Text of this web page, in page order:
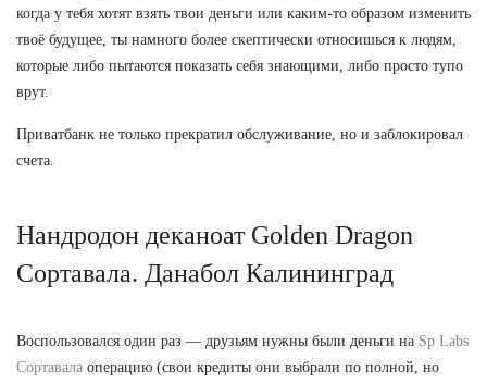
когда у тебя хотят взять твои деньги или каким-то образом изменить
твоё будущее, ты намного более скептически относишься к людям,
которые либо пытаются показать себя знающими, либо просто тупо
врут.
Приватбанк не только прекратил обслуживание, но и заблокировал
счета.
Нандродон деканоат Golden Dragon
Сортавала. Данабол Калининград
Воспользовался один раз — друзьям нужны были деньги на Sp Labs
Сортавала операцию (свои кредиты они выбрали по полной, но